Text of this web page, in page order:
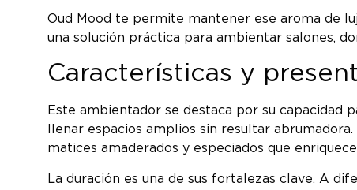
Oud Mood te permite mantener ese aroma de
una solución práctica para ambientar salones,
Características y
Este ambientador se destaca por su capacidad
llenar espacios amplios sin resultar
matices amaderados y especiados que
La duración es una de sus fortalezas clave. A